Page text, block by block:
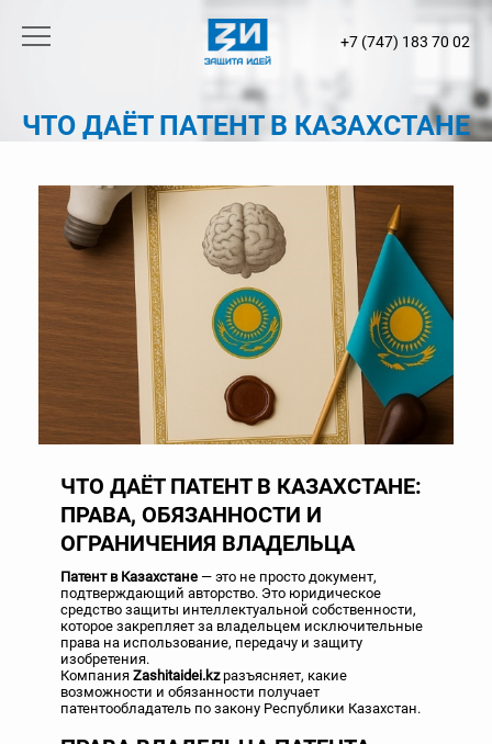
+7 (747) 183 70 02
ЧТО ДАЁТ ПАТЕНТ В КАЗАХСТАНЕ
ЧТО ДАЁТ ПАТЕНТ В КАЗАХСТАНЕ:
ПРАВА, ОБЯЗАННОСТИ И
ОГРАНИЧЕНИЯ ВЛАДЕЛЬЦА
Патент в Казахстане — это не просто документ,
подтверждающий авторство. Это юридическое
средство защиты интеллектуальной собственности,
которое закрепляет за владельцем исключительные
права на использование, передачу и защиту
изобретения.
Компания Zashitaidei.kzразъясняет, какие
возможности и обязанности получает
патентообладатель по закону Республики Казахстан.